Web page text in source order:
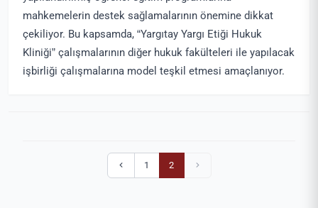
mahkemelerin destek sağlamalarının önemine dikkat
çekiliyor. Bu kapsamda, “Yargıtay Yargı Etiği Hukuk
Kliniği” çalışmalarının diğer hukuk fakülteleri ile yapılacak
işbirliği çalışmalarına model teşkil etmesi amaçlanıyor.
1 2